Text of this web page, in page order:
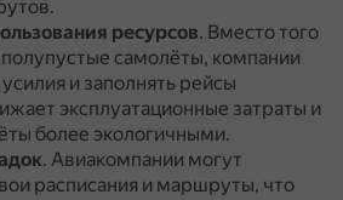
ресурсов. Вместо того
самолёты, компании
и заполнять рейсы
эксплуатационные затраты и
более экологичными.
. Авиакомпании могут
расписания и маршруты, что